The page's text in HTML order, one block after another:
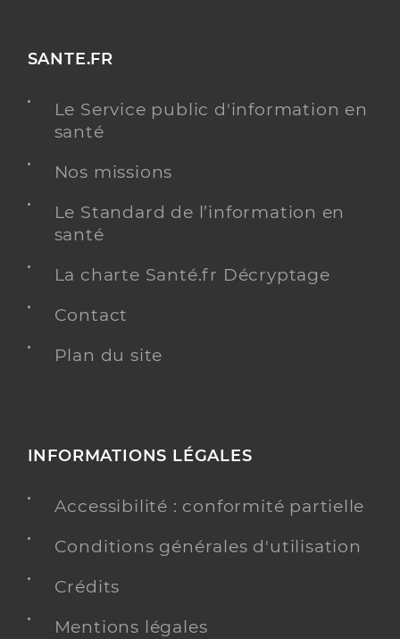
SANTE.FR
Le Service public d'information en
santé
Nos missions
Le Standard de l’information en
santé
La charte Santé.fr Décryptage
Contact
Plan du site
INFORMATIONS LÉGALES
Accessibilité : conformité partielle
Conditions générales d'utilisation
Crédits
Mentions légales